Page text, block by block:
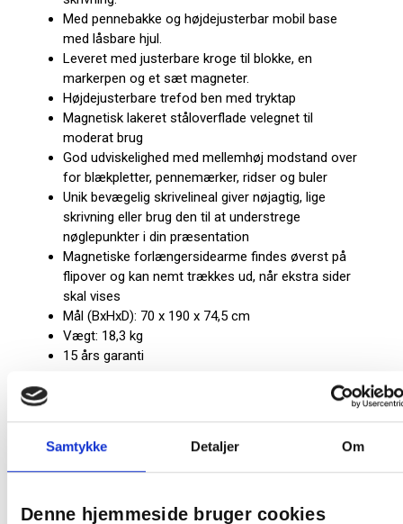
Samtykke Detaljer Om
Denne hjemmeside bruger cookies
Med pennebakke og højdejusterbar mobil base
med låsbare hjul.
Leveret med justerbare kroge til blokke, en
markerpen og et sæt magneter.
Højdejusterbare trefod ben med tryktap
Magnetisk lakeret ståloverflade velegnet til
moderat brug
God udviskelighed med mellemhøj modstand over
for blækpletter, pennemærker, ridser og buler
Unik bevægelig skrivelineal giver nøjagtig, lige
skrivning eller brug den til at understrege
nøglepunkter i din præsentation
Magnetiske forlængersidearme findes øverst på
flipover og kan nemt trækkes ud, når ekstra sider
skal vises
Mål (BxHxD): 70 x 190 x 74,5 cm
Vægt: 18,3 kg
15 års garanti
Producent: